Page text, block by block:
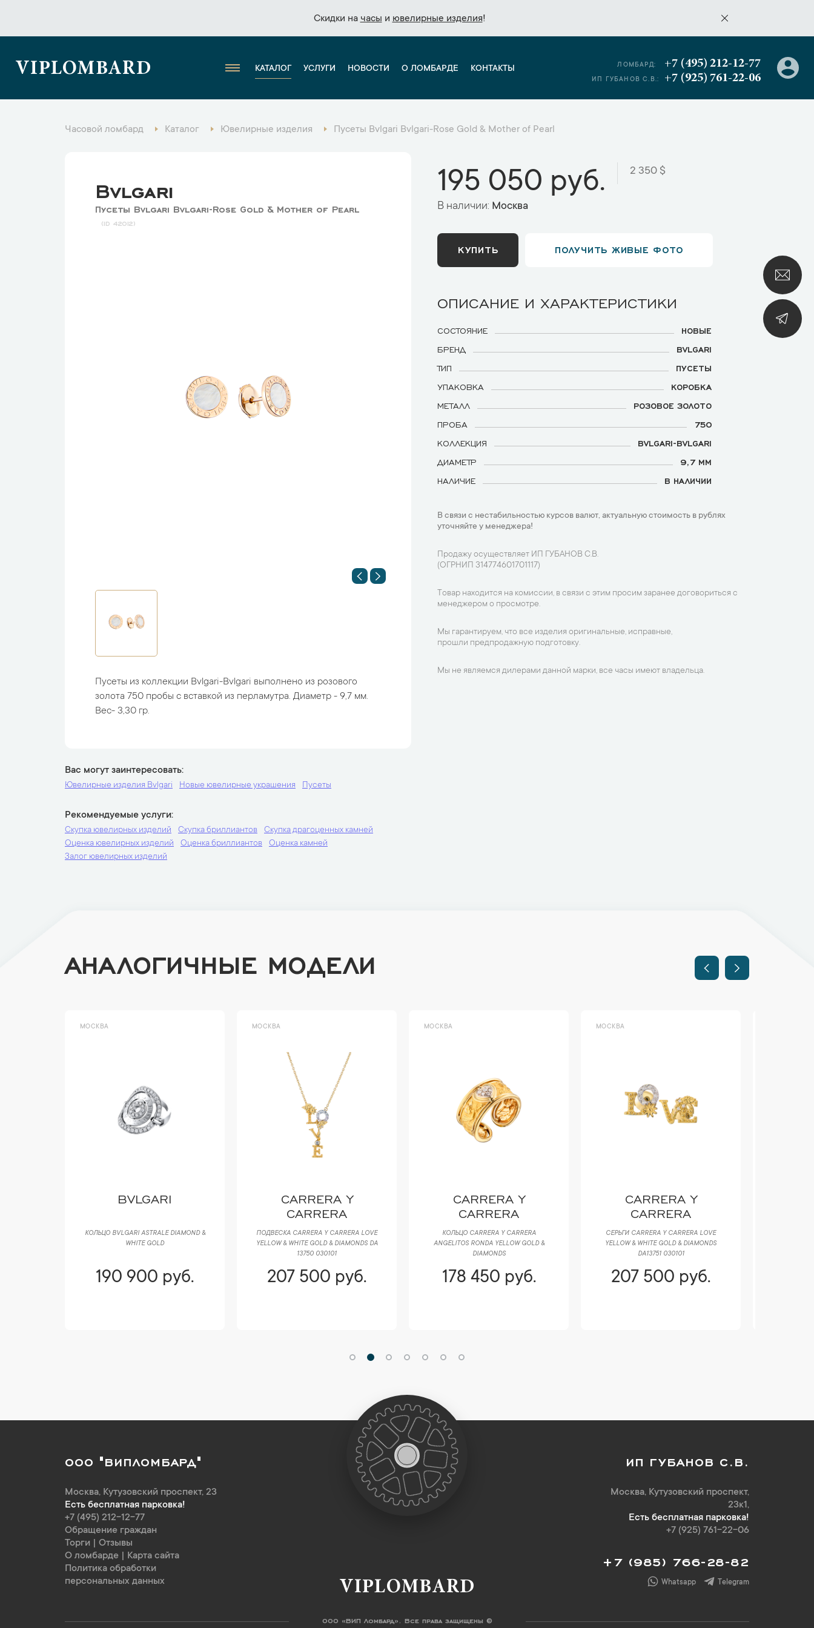
Скидки на часы и ювелирные изделия!
Скидки на часы и ювелирные изделия!
VIPLOMBARD КАТАЛОГ УСЛУГИ НОВОСТИ О ЛОМБАРДЕ КОНТАКТЫ ЛОМБАРД: +7 (495) 212-12-77
ИП ГУБАНОВ С.В.: +7 (925) 761-22-06
Часовой ломбард Каталог Ювелирные изделия Пусеты Bvlgari Bvlgari-Rose Gold & Mother of Pearl
Bvlgari
Пусеты Bvlgari Bvlgari-Rose Gold & Mother of Pearl
42012
Пусеты из коллекции Bvlgari-Bvlgari выполнено из розового
золота 750 пробы с вставкой из перламутра. Диаметр - 9,7 мм.
Вес- 3,30 гр.
Вас могут заинтересовать
Ювелирные изделия Bvlgari Новые ювелирные украшения Пусеты
Рекомендуемые услуги
Скупка ювелирных изделий Скупка бриллиантов
Скупка драгоценных камней
Оценка ювелирных изделий
Оценка бриллиантов
Оценка камней
Залог ювелирных изделий
195 050 руб. 2 350 $
В наличии: Москва
КУПИТЬ ПОЛУЧИТЬ ЖИВЫЕ ФОТО
ОПИСАНИЕ И ХАРАКТЕРИСТИКИ
СОСТОЯНИЕ
НОВЫЕ
БРЕНД
BVLGARI
ТИП
ПУСЕТЫ
УПАКОВКА
КОРОБКА
МЕТАЛЛ
РОЗОВОЕ ЗОЛОТО
ПРОБА
750
КОЛЛЕКЦИЯ
BVLGARI-BVLGARI
ДИАМЕТР
9,7 ММ
НАЛИЧИЕ
В НАЛИЧИИ
В связи с нестабильностью курсов валют, актуальную стоимость в рублях
уточняйте у менеджера!
Продажу осуществляет ИП ГУБАНОВ С.В.
(ОГРНИП 314774601701117)
Товар находится на комиссии, в связи с этим просим заранее договориться с
менеджером о просмотре.
Мы гарантируем, что все изделия оригинальные, исправные,
прошли предпродажную подготовку.
Мы не являемся дилерами данной марки, все часы имеют владельца.
АНАЛОГИЧНЫЕ МОДЕЛИ
МОСКВА
BVLGARI
КОЛЬЦО BVLGARI ASTRALE DIAMOND &
WHITE GOLD
190 900 руб.
МОСКВА
CARRERA Y
CARRERA
ПОДВЕСКА CARRERA Y CARRERA LOVE
YELLOW & WHITE GOLD & DIAMONDS DA
13750 030101
207 500 руб.
МОСКВА
CARRERA Y
CARRERA
КОЛЬЦО CARRERA Y CARRERA
ANGELITOS RONDA YELLOW GOLD &
DIAMONDS
178 450 руб.
МОСКВА
CARRERA Y
CARRERA
СЕРЬГИ CARRERA Y CARRERA LOVE
YELLOW & WHITE GOLD & DIAMONDS
DA13751 030101
207 500 руб.
ООО "ВИПЛОМБАРД"
Москва, Кутузовский проспект, 23
Есть бесплатная парковка!
+7 (495) 212-12-77
Обращение граждан
Торги
Отзывы
О ломбарде
Карта сайта
Политика обработки
персональных данных
ИП ГУБАНОВ С.В.
Москва, Кутузовский проспект,
23к1,
Есть бесплатная парковка!
+7 (925) 761-22-06
+7 (985) 766-28-82
Whatsapp Telegram
VIPLOMBARD
ООО «ВИП Ломбард». Все права защищены ©